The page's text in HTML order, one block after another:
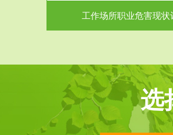
工作场所职业危害现状
选